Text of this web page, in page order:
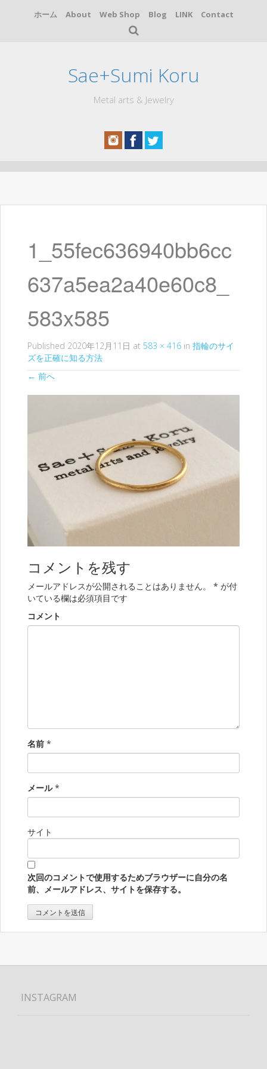
ホーム About Web Shop Blog LINK Contact
Sae+Sumi Koru
Metal arts & Jewelry
テ
1_55fec636940bb6cc
637a5ea2a40e60c8_
583x585
Published 2020年12月11日 at 583 × 416 in 指輪のサイ
ズを正確に知る方法
← 前へ
コメントを残す
メールアドレスが公開されることはありません。 * が付
いている欄は必須項目です
コメント
名前 *
メール *
サイト
次回のコメントで使用するためブラウザーに自分の名
前、メールアドレス、サイトを保存する。
INSTAGRAM